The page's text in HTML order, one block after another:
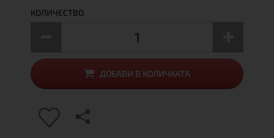
КОЛИЧЕСТВО
ДОБАВИ В КОЛИЧКАТА